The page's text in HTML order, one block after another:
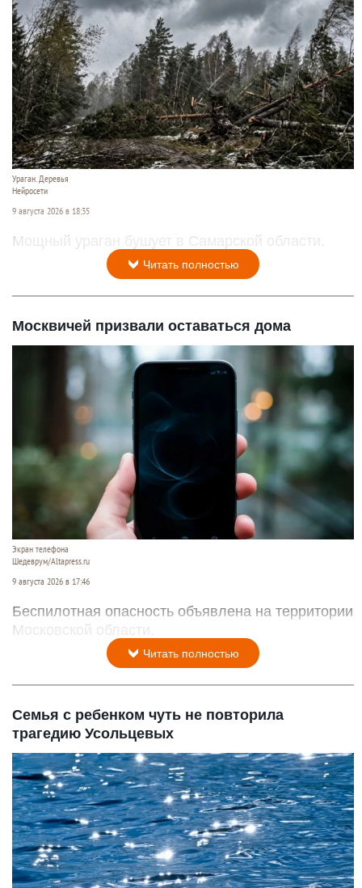
Ураган. Деревья
Нейросети
9 августа 2026 в 18:35
Мощный ураган бушует в Самарской области.
Читать полностью
Москвичей призвали оставаться дома
Экран телефона
Шедеврум/Altapress.ru
9 августа 2026 в 17:46
Беспилотная опасность объявлена на территории
Московской области.
Читать полностью
Семья с ребенком чуть не повторила
трагедию Усольцевых